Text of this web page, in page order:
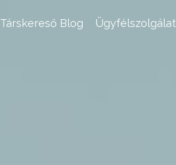
Társkereső Blog Ügyfélszolgálat